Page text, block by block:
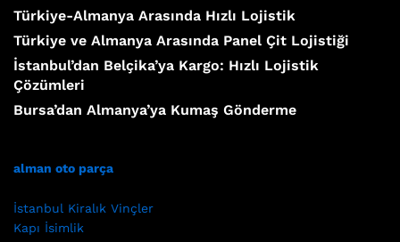
Türkiye-Almanya Arasında Hızlı Lojistik
Türkiye ve Almanya Arasında Panel Çit Lojistiği
İstanbul’dan Belçika’ya Kargo: Hızlı Lojistik
Çözümleri
Bursa’dan Almanya’ya Kumaş Gönderme
alman oto parça
İstanbul Kiralık Vinçler
Kapı İsimlik